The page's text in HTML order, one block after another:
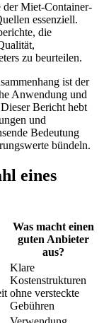
der Miet-Container-
essenziell.
die
zu beurteilen.
ist der
Anwendung und
Bericht hebt
und
Bedeutung
bündeln.
eines
Was macht einen
guten Anbieter
aus?
Klare
Kostenstrukturen
ohne versteckte
Gebühren